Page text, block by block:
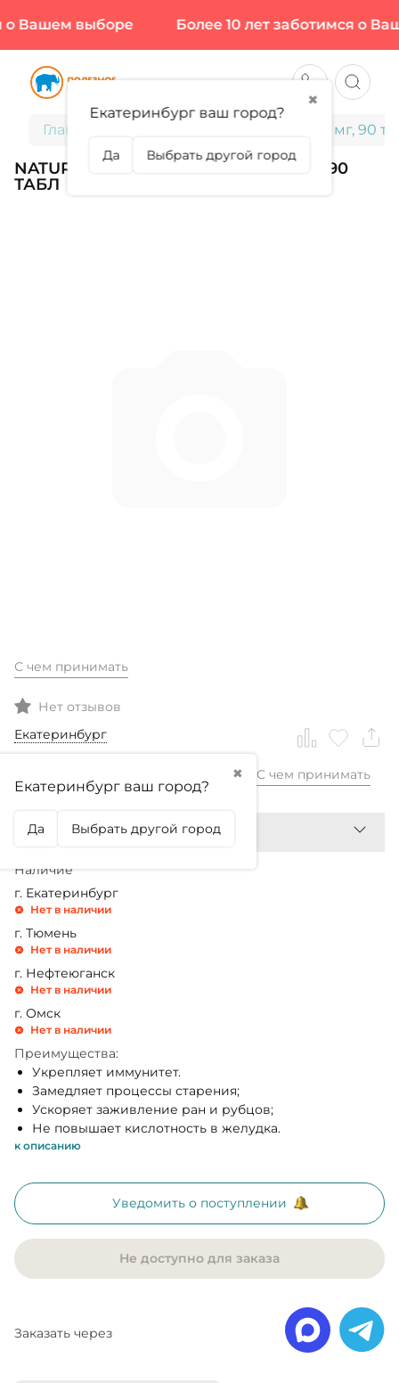
Вашем выборе Более 10 лет заботимся о
Главная Nature's Bounty, Ester-C 1000 мг, 90
NATURE'S BOUNTY, ESTER-C 1000 МГ, 90
ТАБЛ
С чем принимать
Нет отзывов
Екатеринбург
✖
Екатеринбург ваш город?
Да Выбрать другой город
2 599,99₽ С чем принимать
Наличие
г. Екатеринбург
Нет в наличии
г. Тюмень
Нет в наличии
г. Нефтеюганск
Нет в наличии
г. Омск
Нет в наличии
Преимущества:
Укрепляет иммунитет.
Замедляет процессы старения;
Ускоряет заживление ран и рубцов;
Не повышает кислотность в желудка.
к описанию
Уведомить о поступлении
Не доступно для заказа
Заказать через
✖
Екатеринбург ваш город?
Да Выбрать другой город